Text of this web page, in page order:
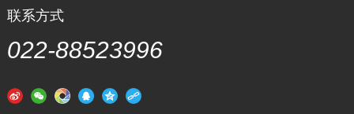
联系方式
022-88523996